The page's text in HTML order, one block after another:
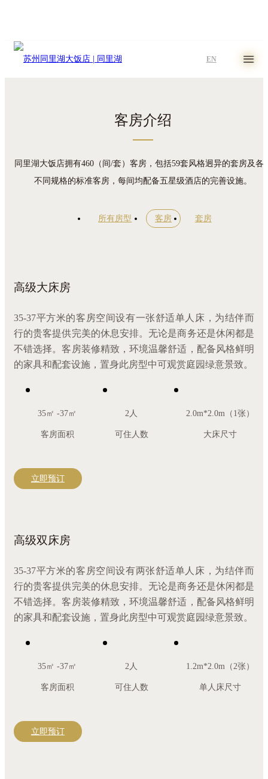
EN
客房介绍
同里湖大饭店拥有460（间/套）客房，包括59套风格迥异的套房及各
不同规格的标准客房，每间均配备五星级酒店的完善设施。
所有房型 客房 套房
高级大床房
35-37平方米的客房空间设有一张舒适单人床，为结伴而
行的贵客提供完美的休息安排。无论是商务还是休闲都是
不错选择。客房装修精致，环境温馨舒适，配备风格鲜明
的家具和配套设施，置身此房型中可观赏庭园绿意景致。
35㎡ -37㎡
客房面积
2人
可住人数
2.0m*2.0m（1张）
大床尺寸
立即预订
高级双床房
35-37平方米的客房空间设有两张舒适单人床，为结伴而
行的贵客提供完美的休息安排。无论是商务还是休闲都是
不错选择。客房装修精致，环境温馨舒适，配备风格鲜明
的家具和配套设施，置身此房型中可观赏庭园绿意景致。
35㎡ -37㎡
客房面积
2人
可住人数
1.2m*2.0m（2张）
单人床尺寸
立即预订